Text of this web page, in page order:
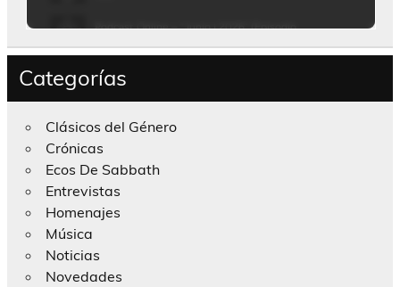
Categorías
Clásicos del Género
Crónicas
Ecos De Sabbath
Entrevistas
Homenajes
Música
Noticias
Novedades